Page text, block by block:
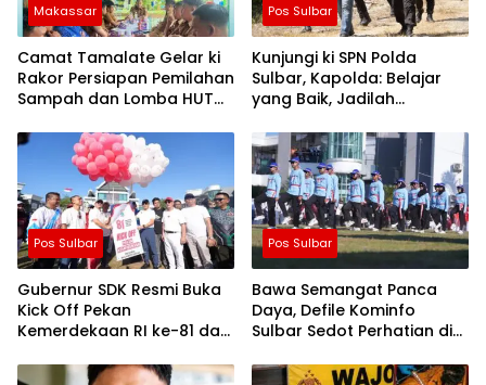
Makassar
Camat Tamalate Gelar ki
Rakor Persiapan Pemilahan
Sampah dan Lomba HUT
Pos Sulbar
Kunjungi ki SPN Polda
Sulbar, Kapolda: Belajar
yang Baik, Jadilah
Rakyat
Pos Sulbar
Gubernur SDK Resmi Buka
Kick Off Pekan
Kemerdekaan RI ke-81 dan
Pos Sulbar
Bawa Semangat Panca
Daya, Defile Kominfo
Sulbar Sedot Perhatian di
Gubernur